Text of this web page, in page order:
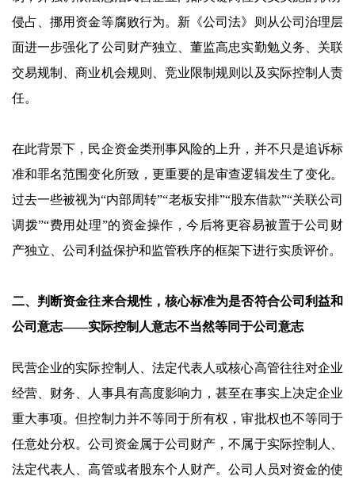
侵占、挪用资金等腐败行为。新《公司法》则从公司治理层
面进一步强化了公司财产独立、董监高忠实勤勉义务、关联
交易规制、商业机会规则、竞业限制规则以及实际控制人责
任。
在此背景下，民企资金类刑事风险的上升，并不只是追诉标
准和罪名范围变化所致，更重要的是审查逻辑发生了变化。
过去一些被视为“内部周转”“老板安排”“股东借款”“关联公司
调拨”“费用处理”的资金操作，今后将更容易被置于公司财
产独立、公司利益保护和监管秩序的框架下进行实质评价。
二、判断资金往来合规性，核心标准为是否符合公司利益和
公司意志——实际控制人意志不当然等同于公司意志
民营企业的实际控制人、法定代表人或核心高管往往对企业
经营、财务、人事具有高度影响力，甚至在事实上决定企业
重大事项。但控制力并不等同于所有权，审批权也不等同于
任意处分权。公司资金属于公司财产，不属于实际控制人、
法定代表人、高管或者股东个人财产。公司人员对资金的使